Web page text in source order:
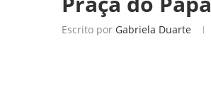
Escrito por Gabriela Duarte